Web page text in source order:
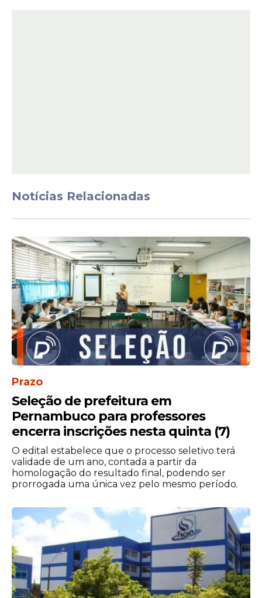
econômicas de parte da população.
redução dos índices de
pobrezae extrema
pobreza, uma vez que amplia o acesso das
famílias a alimentação, moradia, educação
e outros serviços essenciais.
Indicadores sociais
seguem em
monitoramento
Os números reforçam uma tendência de
melhora observada nos indicadores sociais
do estado nos últimos anos. No entanto, o
percentual de 9,4% ainda representa uma
parcela significativa da população vivendo
Notícias Relacionadas
Prazo
Seleção de prefeitura em
Pernambuco para professores
encerra inscrições nesta quinta (7)
O edital estabelece que o processo seletivo terá
validade de um ano, contada a partir da
homologação do resultado final, podendo ser
prorrogada uma única vez pelo mesmo período.